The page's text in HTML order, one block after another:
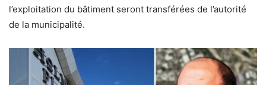
l’exploitation du bâtiment seront transférées de l’autorité
de la municipalité.